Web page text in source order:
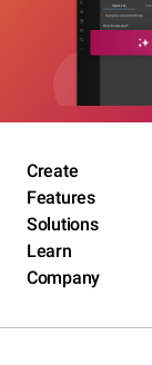
Create
Features
Solutions
Learn
Company